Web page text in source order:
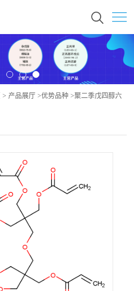
> 产品展厅 >优势品种 >聚二季戊四醇六